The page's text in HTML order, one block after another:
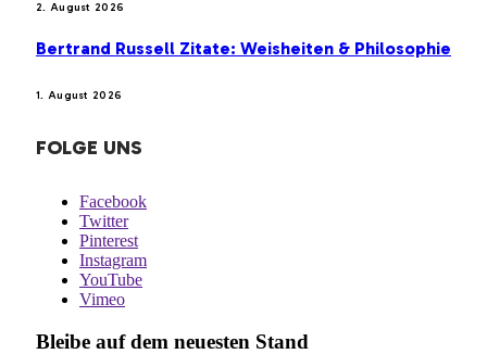
2. August 2026
Bertrand Russell Zitate: Weisheiten & Philosophie
1. August 2026
FOLGE UNS
Facebook
Twitter
Pinterest
Instagram
YouTube
Vimeo
Bleibe auf dem neuesten Stand